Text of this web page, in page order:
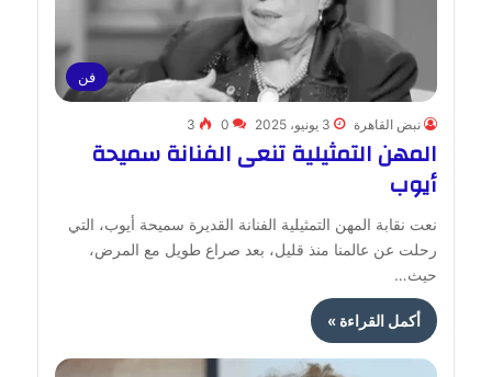
فن
نبض القاهرة 3 يونيو، 2025 0
3
المهن التمثيلية تنعى الفنانة سميحة
أيوب
نعت نقابة المهن التمثيلية الفنانة القديرة سميحة أيوب، التي
رحلت عن عالمنا منذ قليل، بعد صراع طويل مع المرض،
حيث…
أكمل القراءة »